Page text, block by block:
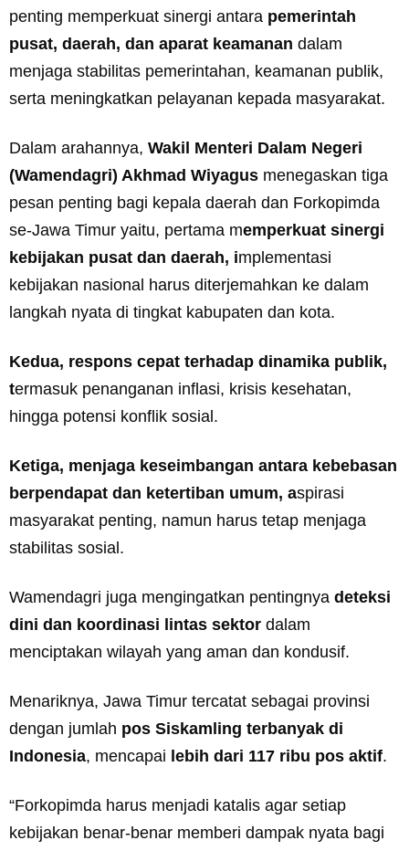
penting memperkuat sinergi antara pemerintah
pusat, daerah, dan aparat keamanan dalam
menjaga stabilitas pemerintahan, keamanan publik,
serta meningkatkan pelayanan kepada masyarakat.
Dalam arahannya, Wakil Menteri Dalam Negeri
(Wamendagri) Akhmad Wiyagus menegaskan tiga
pesan penting bagi kepala daerah dan Forkopimda
se-Jawa Timur yaitu, pertama memperkuat sinergi
kebijakan pusat dan daerah, implementasi
kebijakan nasional harus diterjemahkan ke dalam
langkah nyata di tingkat kabupaten dan kota.
Kedua, respons cepat terhadap dinamika publik,
termasuk penanganan inflasi, krisis kesehatan,
hingga potensi konflik sosial.
Ketiga, menjaga keseimbangan antara kebebasan
berpendapat dan ketertiban umum, aspirasi
masyarakat penting, namun harus tetap menjaga
stabilitas sosial.
Wamendagri juga mengingatkan pentingnya deteksi
dini dan koordinasi lintas sektor dalam
menciptakan wilayah yang aman dan kondusif.
Menariknya, Jawa Timur tercatat sebagai provinsi
dengan jumlah pos Siskamling terbanyak di
Indonesia, mencapai lebih dari 117 ribu pos aktif.
“Forkopimda harus menjadi katalis agar setiap
kebijakan benar-benar memberi dampak nyata bagi